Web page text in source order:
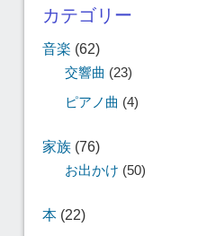
カテゴリー
音楽 (62)
交響曲 (23)
ピアノ曲 (4)
家族(76)
お出かけ (50)
本(22)